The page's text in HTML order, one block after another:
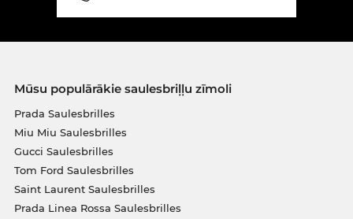
Mūsu populārākie saulesbriļļu zīmoli
Prada Saulesbrilles
Miu Miu Saulesbrilles
Gucci Saulesbrilles
Tom Ford Saulesbrilles
Saint Laurent Saulesbrilles
Prada Linea Rossa Saulesbrilles